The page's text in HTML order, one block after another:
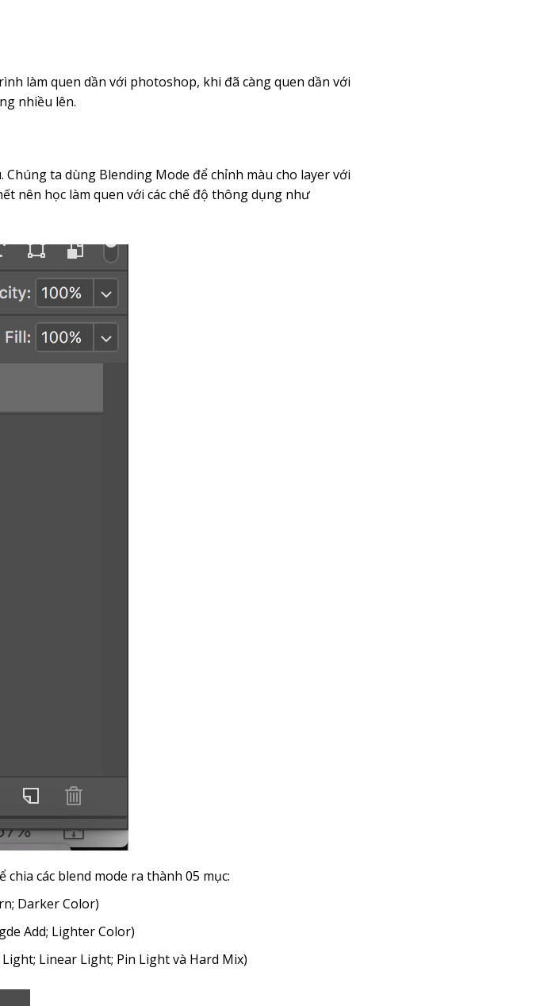
làm quen dần với photoshop, khi đã càng quen dần với
nhiều lên.
ta dùng Blending Mode để chỉnh màu cho layer với
nên học làm quen với các chế độ thông dụng như
các blend mode ra thành 05 mục:
Darker Color)
Add; Lighter Color)
Linear Light; Pin Light và Hard Mix)